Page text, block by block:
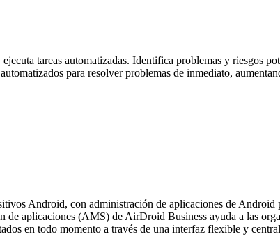
tareas automatizadas. Identifica problemas y riesgos
para resolver problemas de inmediato,
Android, con administración de aplicaciones de
de aplicaciones (AMS) de AirDroid Business ayuda a las
en todo momento a través de una interfaz flexible y